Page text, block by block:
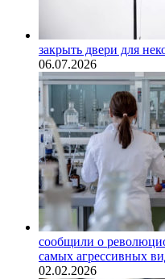
закрыть двери для
06.07.2026
сообщили о
самых агрессивных
02.02.2026